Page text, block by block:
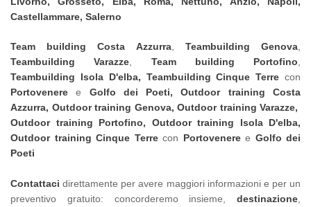
Castellammare, Salerno
Team building Costa Azzurra, Teambuilding Genova
Teambuilding
Varazze Team building Portofino
Teambuilding Isola D'elba, TeambuildingCinque Terre con
Portovenere e Golfo dei Poeti,Outdoor trainingCosta
Azzurra, Outdoor training Genova, Outdoor training Varazze,
Outdoor training Portofino, Outdoor training Isola D'elba,
Outdoor training Cinque Terrecon Portoveneree Golfo dei
Poeti
Contattacidirettamente per avere maggiori informazioni e per un
preventivo gratuito: concorderemo insieme, destinazione